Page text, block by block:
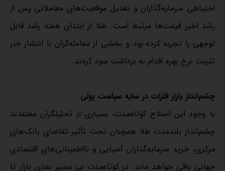
احتیاطی سرمایه‌گذاران و تعدیل موقعیت‌های معاملاتی پس از
رشد اخیر قیمت‌ها مرتبط است. طلا از ابتدای هفته رشد قابل
توجهی را تجربه کرده بود و بخشی از معامله‌گران با انتشار خبر
تثبیت نرخ بهره اقدام به برداشت سود کردند.
چشم‌انداز بازار فلزات در سایه سیاست پولی
با وجود این اصلاح کوتاه‌مدت، بسیاری از تحلیلگران معتقدند
چشم‌انداز بلندمدت طلا همچنان تحت تأثیر تقاضای بانک‌های
مرکزی، خرید سرمایه‌گذاران آسیایی و نااطمینانی‌های اقتصادی
جهانی باقی خواهد ماند. در کوتاه‌مدت نیز مسیر بعدی بازار تا